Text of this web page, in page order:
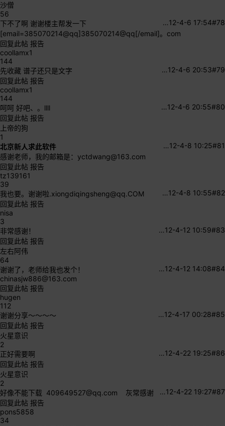
沙僧
56
#78
12-4-6 17:54
…
下不了啊 谢谢楼主帮发一下
[email=385070214@qq]385070214@qq[/email]。com
回复此帖 报告
coollamx1
144
#79
12-4-6 20:53
…
先收藏 谱子还只是文字
回复此帖 报告
coollamx1
144
#80
12-4-6 20:55
…
呵呵 好吧、。llll
回复此帖 报告
上帝的狗
1
#81
12-4-8 10:25
…
北京新人求此软件
感谢老师，我的邮箱是： yctdwang@163.com
回复此帖 报告
tz139161
39
#82
12-4-8 10:55
…
我也要。谢谢啦.xiongdiqingsheng@qq.COM
回复此帖 报告
nisa
3
#83
12-4-12 10:59
…
非常感谢！
回复此帖 报告
左右阿伟
64
#84
12-4-12 14:08
…
谢谢了，老师给我也发个！
chinasjw886@163.com
回复此帖 报告
hugen
112
#85
12-4-17 00:28
…
谢谢分享～～～～
回复此帖 报告
火星意识
2
#86
12-4-22 19:25
…
正好需要啊
回复此帖 报告
火星意识
2
#87
12-4-22 19:27
…
好像不能下载 409649527@qq.com 灰常感谢
回复此帖 报告
pons5858
34